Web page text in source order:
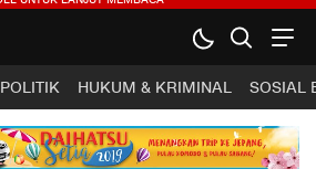
POLITIK HUKUM & KRIMINAL SOSIAL